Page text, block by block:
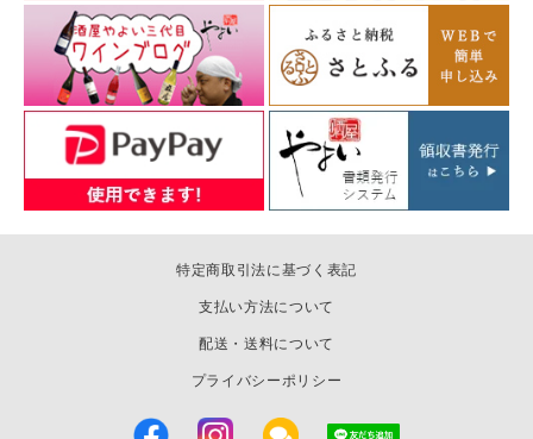
特定商取引法に基づく表記
支払い方法について
配送・送料について
プライバシーポリシー